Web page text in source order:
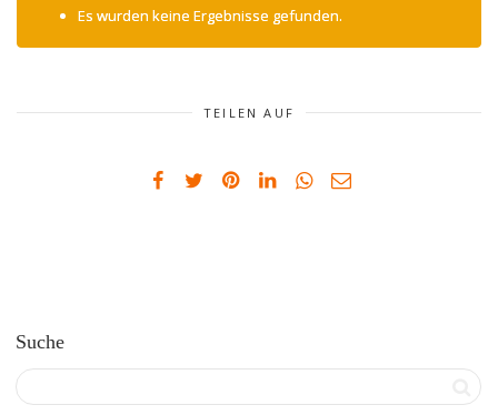
Es wurden keine Ergebnisse gefunden.
TEILEN AUF
Suche